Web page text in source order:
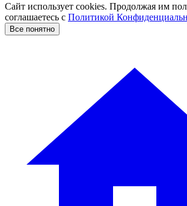
Сайт использует cookies. Продолжая им
соглашаетесь c Политикой
Все понятно